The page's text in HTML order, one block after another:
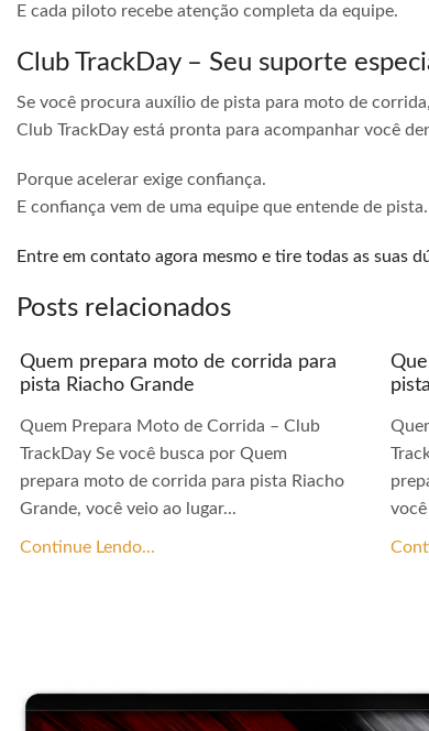
E cada piloto recebe atenção completa da equipe.
Club TrackDay – Seu suporte
Se você procura auxílio de pista para moto de
Club TrackDay está pronta para acompanhar você
Porque acelerar exige confiança.
E confiança vem de uma equipe que entende de pista.
Entre em contato agora mesmo e tire todas as suas
Posts relacionados
Quem prepara moto de corrida para
pista Riacho Grande
Quem Prepara Moto de Corrida – Club
TrackDay Se você busca por Quem
prepara moto de corrida para pista Riacho
Grande, você veio ao lugar...
Continue Lendo...